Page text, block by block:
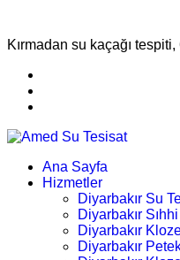
Kırmadan su kaçağı
Ana Sayfa
Hizmetler
Diyarbakır Su
Diyarbakır
Diyarbakır
Diyarbakır